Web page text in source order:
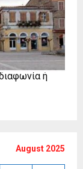
ή
August 2025